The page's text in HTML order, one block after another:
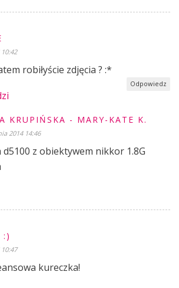
robiłyście zdjęcia ? :*
Odpowiedz
KRUPIŃSKA - MARY-KATE K.
2014 14:46
z obiektywem nikkor 1.8G
:)
kureczka!